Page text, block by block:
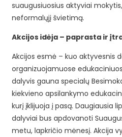
suaugusiuosius aktyviai
neformalųjį švietimą.
Akcijos idėja – paprasta ir
Akcijos esmė – kuo aktyvesnis
organizuojamuose
dalyvis gauna specialų
kiekvieno apsilankymo
kurį įklijuoja į pasą. Daugiausia
dalyviai bus apdovanoti
metu, lapkričio mėnesį. Akcija